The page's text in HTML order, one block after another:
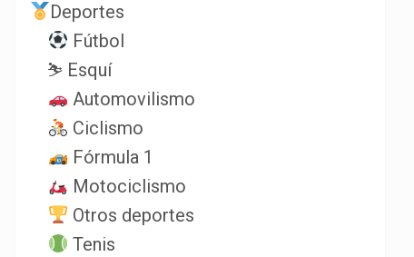
Deportes
Fútbol
⛷️ Esquí
Automovilismo
Ciclismo
Fórmula 1
Motociclismo
Otros deportes
Tenis